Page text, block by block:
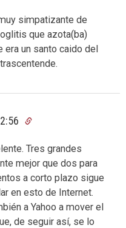
simpatizante de
que azota(ba)
era un santo caido del
Tres grandes
mejor que dos para
a corto plazo sigue
en esto de Internet.
a Yahoo a mover el
de seguir así, se lo